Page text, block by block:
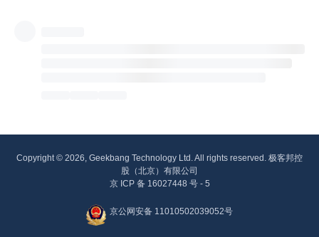
Copyright © 2026, Geekbang Technology Ltd. All rights reserved. 极客邦控
股（北京）有限公司
京 ICP 备 16027448 号 - 5
京公网安备 11010502039052号